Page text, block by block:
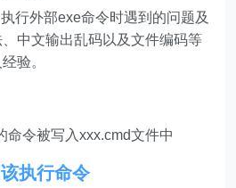
行外部exe命令时遇到的问题及
中文输出乱码以及文件编码等
验。
命令被写入xxx.cmd文件中
执行命令